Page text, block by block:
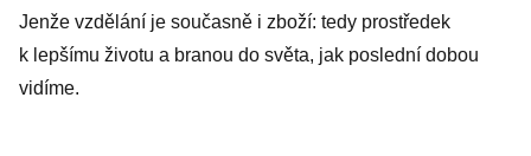
Jenže vzdělání je současně i zboží: tedy prostředek
k lepšímu životu a branou do světa, jak poslední dobou
vidíme.